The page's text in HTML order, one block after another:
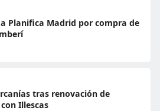
a Planifica Madrid por compra de
tras renovación de
Illescas